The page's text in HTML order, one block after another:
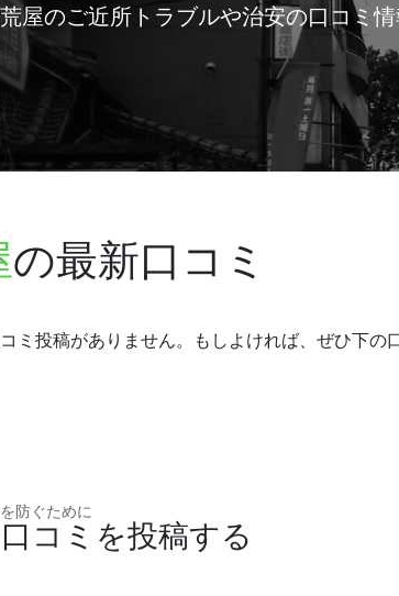
屋のご近所トラブルや治安の口コミ
の最新口コミ
ミ投稿がありません。もしよければ、ぜひ下の
防ぐために
コミを投稿する